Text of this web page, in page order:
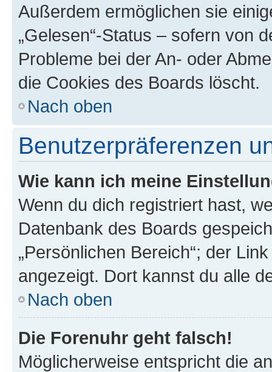
Außerdem ermöglichen sie
„Gelesen“-Status – sofern von
Probleme bei der An- oder
die Cookies des Boards löscht.
Nach oben
Benutzerpräferenzen
Wie kann ich meine
Wenn du dich registriert hast,
Datenbank des Boards
„Persönlichen Bereich“; der
angezeigt. Dort kannst du alle
Nach oben
Die Forenuhr geht falsch!
Möglicherweise entspricht die